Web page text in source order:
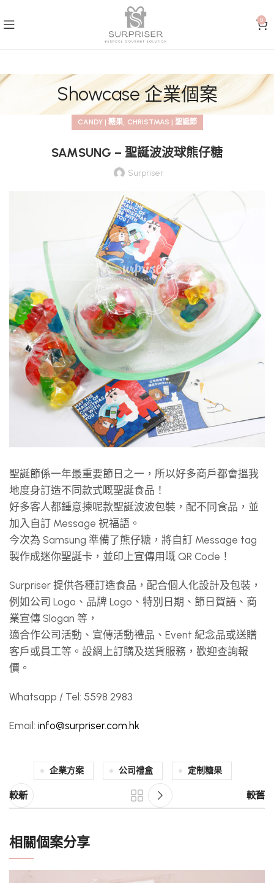
0
Showcase 企業個案
CANDY | 糖果, CHRISTMAS | 聖誕節
SAMSUNG – 聖誕波波球熊仔糖
Surpriser
聖誕節係一年最重要節日之一，所以好多商戶都會搵我
地度身訂造不同款式嘅聖誕食品！
好多客人都鍾意揀呢款聖誕波波包裝，配不同食品，並
加入自訂 Message 祝福語。
今次為 Samsung 準備了熊仔糖，將自訂 Message tag
製作成迷你聖誕卡，並印上宣傳用嘅 QR Code！
Surpriser 提供各種訂造食品，配合個人化設計及包裝，
例如公司 Logo、品牌 Logo、特別日期、節日賀語、商
業宣傳 Slogan 等，
適合作公司活動、宣傳活動禮品、Event 紀念品或送贈
客戶或員工等。設網上訂購及送貨服務，歡迎查詢報
價。
Whatsapp / Tel: 5598 2983
Email: info@surpriser.com.hk
企業方案 公司禮盒 定制糖果
較新 較舊
相關個案分享